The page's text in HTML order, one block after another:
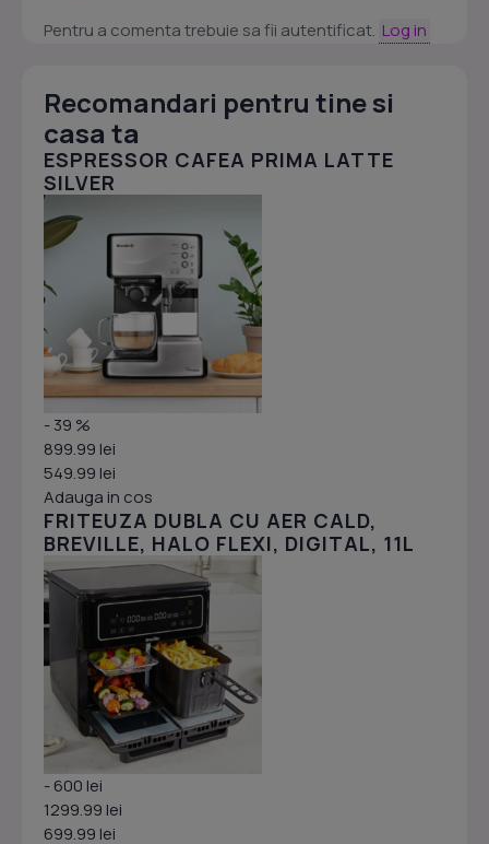
Pentru a comenta trebuie sa fii autentificat. Log in
Recomandari pentru tine si
casa ta
ESPRESSOR CAFEA PRIMA LATTE
SILVER
- 39 %
899.99 lei
549.99 lei
Adauga in cos
FRITEUZA DUBLA CU AER CALD,
BREVILLE, HALO FLEXI, DIGITAL, 11L
- 600 lei
1299.99 lei
699.99 lei